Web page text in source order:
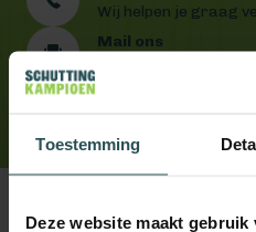
Toestemming
Deze website maakt gebruik
Wij helpen je graag
Mail ons